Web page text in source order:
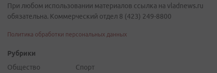
При любом использовании материалов ссылка на vladnews.ru
обязательна. Коммерческий отдел 8 (423) 249-8800
Политика обработки персональных данных
Рубрики
Общество
Спорт